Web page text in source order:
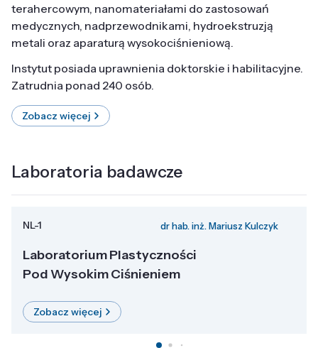
terahercowym, nanomateriałami do zastosowań
medycznych, nadprzewodnikami, hydroekstruzją
metali oraz aparaturą wysokociśnieniową.
Instytut posiada uprawnienia doktorskie i habilitacyjne.
Zatrudnia ponad 240 osób.
Zobacz więcej
Laboratoria badawcze
NL-1 dr hab. inż. Mariusz Kulczyk
Laboratorium Plastyczności
Pod Wysokim Ciśnieniem
Zobacz więcej